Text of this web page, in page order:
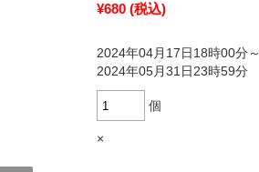
¥680 (税込)
2024年04月17日18時00分～
2024年05月31日23時59分
個
×